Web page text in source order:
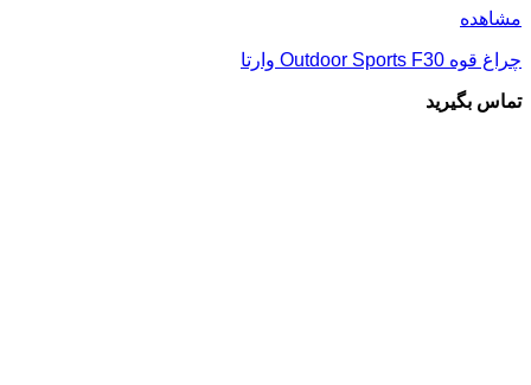
مشاهده
چراغ قوه Outdoor Sports F30 وارتا
تماس بگیرید